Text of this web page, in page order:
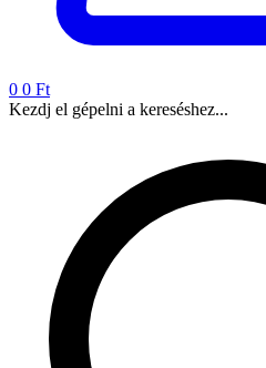
0 0 Ft
Kezdj el gépelni a kereséshez...